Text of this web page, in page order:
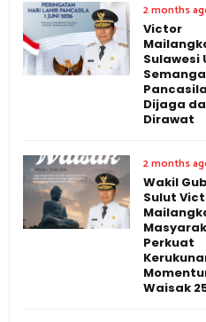
2 months
Victor
Sulawesi
Dijaga
Dirawat
2 months
Wakil
Sulut
Perkuat
Waisak